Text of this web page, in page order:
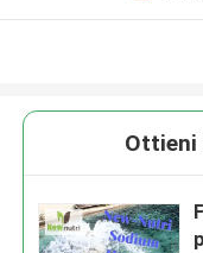
Ottieni